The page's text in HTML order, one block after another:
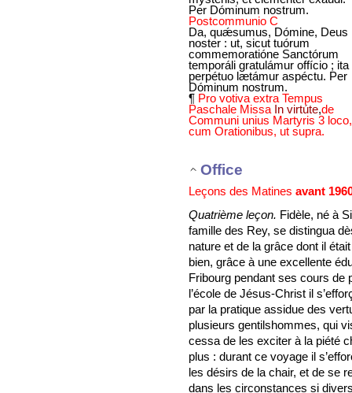
Per Dóminum nostrum.
Postcommunio C
Da, quǽsumus, Dómine, Deus
noster : ut, sicut tuórum
commemoratióne Sanctórum
temporáli gratulámur offício ; ita
perpétuo lætámur aspéctu. Per
Dóminum nostrum.
¶ Pro votiva extra Tempus
Paschale Missa In virtúte,de
Communi unius Martyris 3 loco,
cum Orationibus, ut supra.
Office
Leçons des Matines avant
Quatrième leçon. Fidèle, né à
famille des Rey, se distingua
nature et de la grâce dont il
bien, grâce à une excellente
Fribourg pendant ses cours de
l’école de Jésus-Christ il
par la pratique assidue des
plusieurs gentilshommes, qui
cessa de les exciter à la piété
plus : durant ce voyage il
les désirs de la chair, et de se
dans les circonstances si